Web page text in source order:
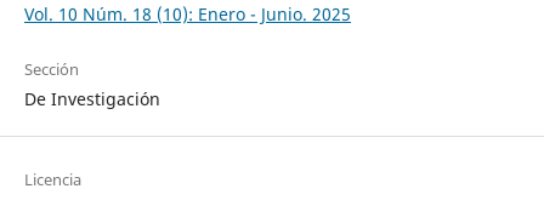
Vol. 10 Núm. 18 (10): Enero - Junio. 2025
Sección
De Investigación
Licencia